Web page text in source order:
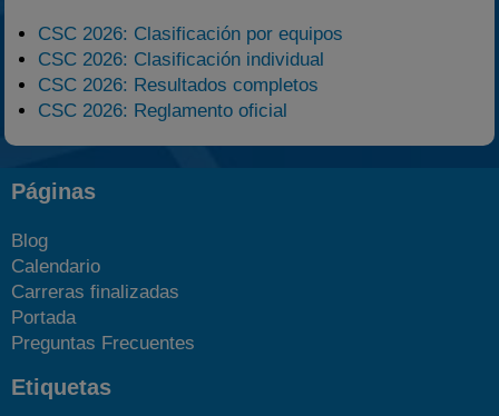
CSC 2026: Clasificación por equipos
CSC 2026: Clasificación individual
CSC 2026: Resultados completos
CSC 2026: Reglamento oficial
Páginas
Blog
Calendario
Carreras finalizadas
Portada
Preguntas Frecuentes
Etiquetas